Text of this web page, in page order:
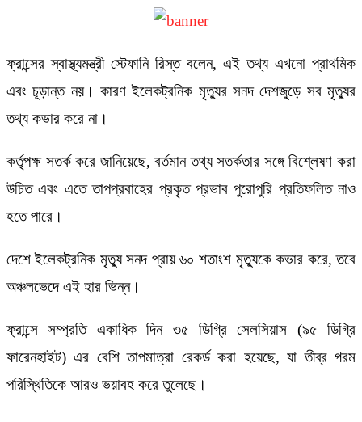
ফ্রান্সের স্বাস্থ্যমন্ত্রী স্টেফানি রিস্ত বলেন, এই তথ্য এখনো প্রাথমিক
এবং চূড়ান্ত নয়। কারণ ইলেকট্রনিক মৃত্যুর সনদ দেশজুড়ে সব মৃত্যুর
তথ্য কভার করে না।
কর্তৃপক্ষ সতর্ক করে জানিয়েছে, বর্তমান তথ্য সতর্কতার সঙ্গে বিশ্লেষণ করা
উচিত এবং এতে তাপপ্রবাহের প্রকৃত প্রভাব পুরোপুরি প্রতিফলিত নাও
হতে পারে।
দেশে ইলেকট্রনিক মৃত্যু সনদ প্রায় ৬০ শতাংশ মৃত্যুকে কভার করে, তবে
অঞ্চলভেদে এই হার ভিন্ন।
ফ্রান্সে সম্প্রতি একাধিক দিন ৩৫ ডিগ্রি সেলসিয়াস (৯৫ ডিগ্রি
ফারেনহাইট) এর বেশি তাপমাত্রা রেকর্ড করা হয়েছে, যা তীব্র গরম
পরিস্থিতিকে আরও ভয়াবহ করে তুলেছে।